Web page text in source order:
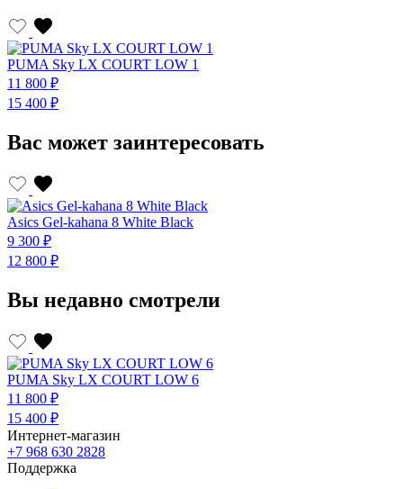
PUMA Sky LX COURT LOW 1
11 800 ₽
15 400 ₽
Вас может заинтересовать
Asics Gel-kahana 8 White Black
9 300 ₽
12 800 ₽
Вы недавно смотрели
PUMA Sky LX COURT LOW 6
11 800 ₽
15 400 ₽
Интернет-магазин
+7 968 630 2828
Поддержка